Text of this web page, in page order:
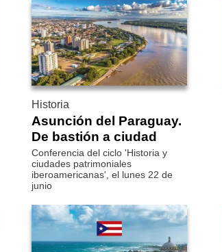
Historia
Asunción del Paraguay.
De bastión a ciudad
Conferencia del ciclo 'Historia y
ciudades patrimoniales
iberoamericanas', el lunes 22 de
junio